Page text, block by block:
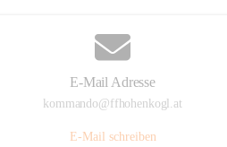
E-Mail Adresse
kommando@ffhohenkogl.at
E-Mail schreiben